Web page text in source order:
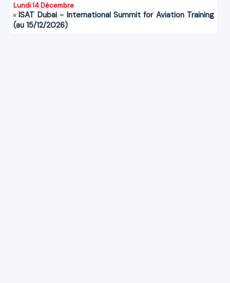
Lundi 14 Décembre
ISAT Dubai - International Summit for Aviation Training
(au 15/12/2026)